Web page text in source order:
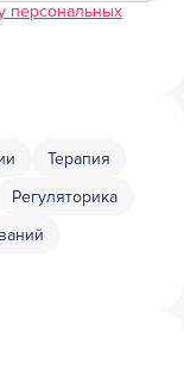
персональных
Терапия
Регуляторика